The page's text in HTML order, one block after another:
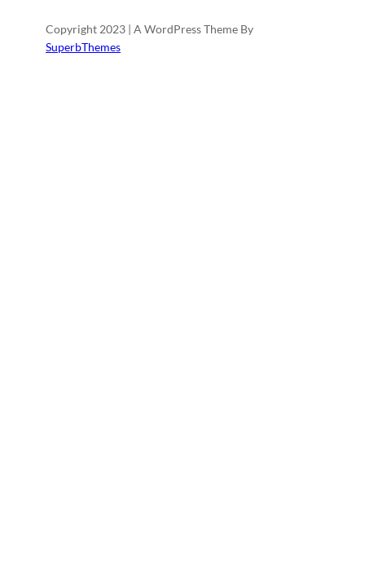
Copyright 2023 | A WordPress Theme By
SuperbThemes